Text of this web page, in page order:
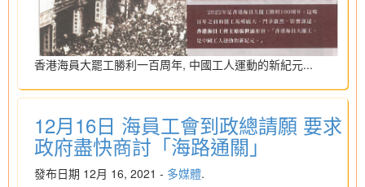
香港海員大罷工勝利一百周年, 中國工人運動的新紀元...
12月16日 海員工會到政總請願 要求
政府盡快商討「海路通關」
發布日期 12月 16, 2021 - 多媒體.